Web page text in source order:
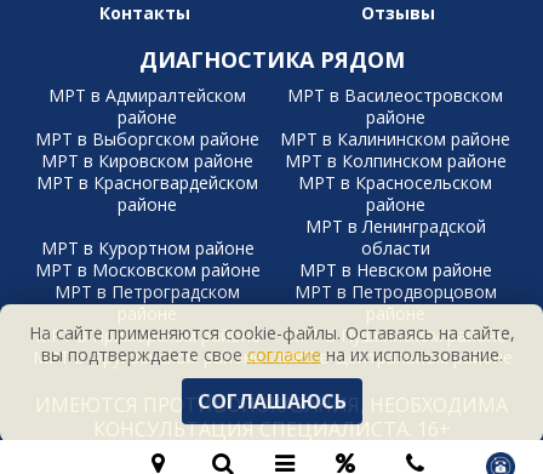
Контакты
Отзывы
ДИАГНОСТИКА РЯДОМ
МРТ в Адмиралтейском
районе
МРТ в Василеостровском
районе
МРТ в Выборгском районе
МРТ в Калининском районе
МРТ в Кировском районе
МРТ в Колпинском районе
МРТ в Красногвардейском
районе
МРТ в Красносельском
районе
МРТ в Курортном районе
МРТ в Ленинградской
области
МРТ в Московском районе
МРТ в Невском районе
МРТ в Петроградском
районе
МРТ в Петродворцовом
районе
МРТ в Приморском районе
МРТ в Пушкинском районе
МРТ в Фрунзенском районе
МРТ в Центральном районе
ИМЕЮТСЯ ПРОТИВОПОКАЗАНИЯ, НЕОБХОДИМА
КОНСУЛЬТАЦИЯ СПЕЦИАЛИСТА. 16+
На сайте применяются cookie-файлы. Оставаясь на сайте,
вы подтверждаете своесогласиена их использование.
СОГЛАШАЮСЬ